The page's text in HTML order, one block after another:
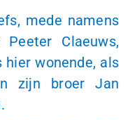
mede namens
Claeuws,
wonende, als
zijn broer Jan